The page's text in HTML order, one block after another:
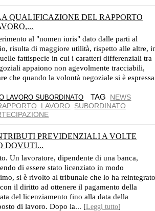
QUALIFICAZIONE DEL RAPPORTO
al "nomen iuris" dato dalle parti al
risulta di maggiore utilità, rispetto alle altre,
fattispecie in cui i caratteri differenziali tra
appaiono non agevolmente tracciabili,
che quando la volontà negoziale si è espressa
LAVORO SUBORDINATO TAG NEWS
LAVORO
SUBORDINATO
PREVIDENZIALI A VOLTE
DOVUTI...
Un lavoratore, dipendente di una banca,
di essere stato licenziato in modo
si è rivolto al tribunale che lo ha
il diritto ad ottenere il pagamento della
del licenziamento fino alla data della
di lavoro. Dopo la... [Leggi tutto]